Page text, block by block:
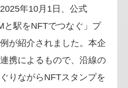
年10月1日、公式
と駅をNFTでつなぐ」プ
が紹介されました。本企
携によるもので、沿線の
りながらNFTスタンプを